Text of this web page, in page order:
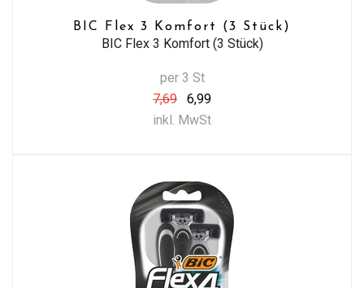
BIC Flex 3 Komfort (3 Stück)
BIC Flex 3 Komfort (3 Stück)
per 3 St
7,69
6,99
inkl. MwSt